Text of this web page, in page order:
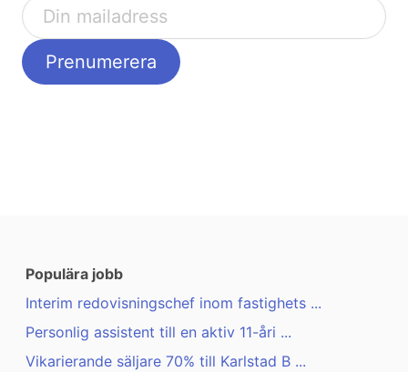
Populära jobb
Interim redovisningschef inom fastighets ...
Personlig assistent till en aktiv 11-åri ...
Vikarierande säljare 70% till Karlstad B ...